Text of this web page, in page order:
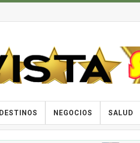
DESTINOS NEGOCIOS SALUD